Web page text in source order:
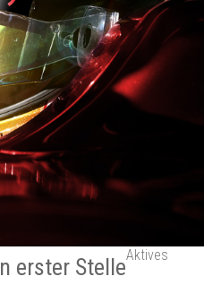
erster StelleAktives